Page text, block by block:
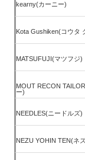
kearny(カーニー)
Kota Gushiken(コウタ
MATSUFUJI(マツフジ)
MOUT RECON
ー)
NEEDLES(ニードルズ)
NEZU YOHIN TEN(ネ